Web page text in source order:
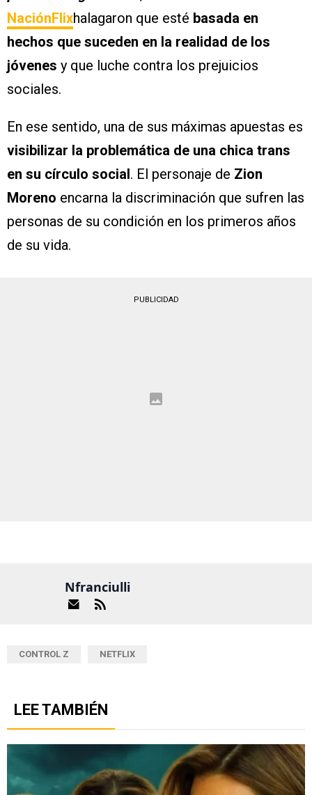
NaciónFlixhalagaron que esté basada en
hechos que suceden en la realidad de los
jóvenes y que luche contra los prejuicios
sociales.
En ese sentido, una de sus máximas apuestas es
visibilizar la problemática de una chica trans
en su círculo social. El personaje de Zion
Moreno encarna la discriminación que sufren las
personas de su condición en los primeros años
de su vida.
PUBLICIDAD
Nfranciulli
CONTROL Z NETFLIX
LEE TAMBIÉN